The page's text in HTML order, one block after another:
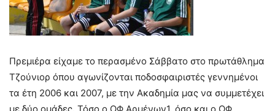
Πρεμιέρα είχαμε το περασμένο Σάββατο στο πρωτάθλημα
Τζούνιορ όπου αγωνίζονται ποδοσφαιριστές γεννημένοι
τα έτη 2006 και 2007, με την Ακαδημία μας να συμμετέχει